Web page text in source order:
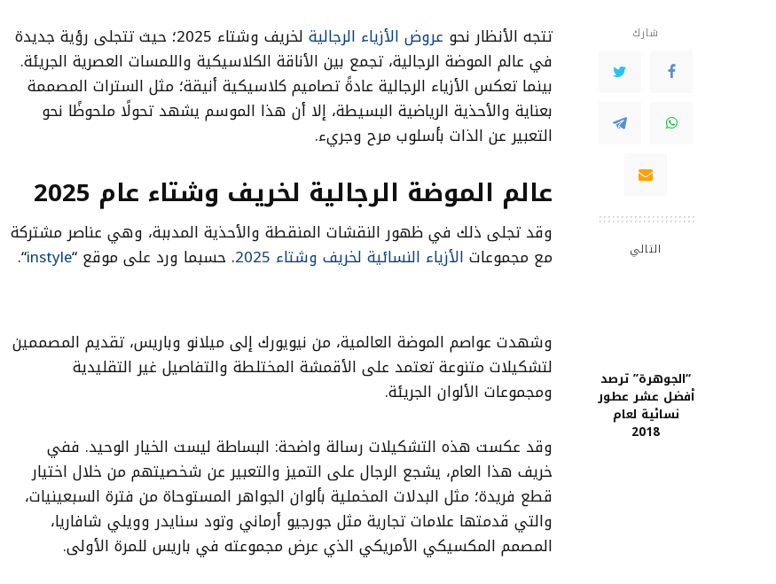
شارك
التالي
“الجوهرة” ترصد
أفضل عشر عطور
نسائية لعام
2018
تتجه الأنظار نحو عروض الأزياء الرجالية
لخريف وشتاء 2025؛ حيث تتجلى رؤية جديدة
في عالم الموضة الرجالية، تجمع بين الأناقة الكلاسيكية واللمسات العصرية الجريئة.
بينما تعكس الأزياء الرجالية عادةً تصاميم كلاسيكية أنيقة؛ مثل السترات المصممة
بعناية والأحذية الرياضية البسيطة، إلا أن هذا الموسم يشهد تحولًا ملحوظًا نحو
التعبير عن الذات بأسلوب مرح وجريء.
عالم الموضة الرجالية لخريف وشتاء عام 2025
وقد تجلى ذلك في ظهور النقشات المنقطة والأحذية المدببة، وهي عناصر مشتركة
مع مجموعات الأزياء النسائية لخريف وشتاء 2025 . حسبما ورد على موقع “instyle
“.
وشهدت عواصم الموضة العالمية، من نيويورك إلى ميلانو وباريس، تقديم المصممين
لتشكيلات متنوعة تعتمد على الأقمشة المختلطة والتفاصيل غير التقليدية
ومجموعات الألوان الجريئة.
وقد عكست هذه التشكيلات رسالة واضحة: البساطة ليست الخيار الوحيد. ففي
خريف هذا العام، يشجع الرجال على التميز والتعبير عن شخصيتهم من خلال اختيار
قطع فريدة؛ مثل البدلات المخملية بألوان الجواهر المستوحاة من فترة السبعينيات،
والتي قدمتها علامات تجارية مثل جورجيو أرماني وتود سنايدر وويلي شافاريا،
المصمم المكسيكي الأمريكي الذي عرض مجموعته في باريس للمرة الأولى.